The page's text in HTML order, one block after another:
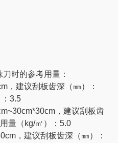
时的参考用量：
，建议刮板齿深（㎜）：
3.5
30cm*30cm ，建议刮板齿
量（kg/㎡）：5.0
，建议刮板齿深（㎜）：